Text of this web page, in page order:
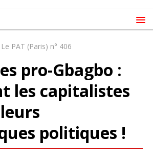
Le PAT (Paris) n° 406
pro-Gbagbo :
les capitalistes
politiques !